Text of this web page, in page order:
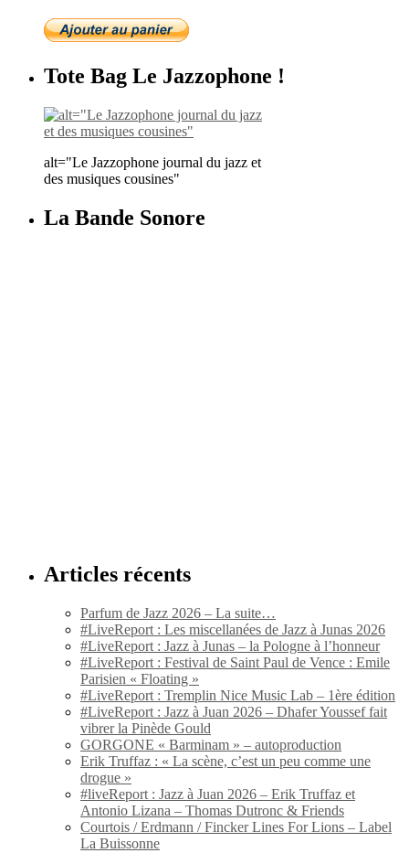
Tote Bag Le Jazzophone !
alt="Le Jazzophone journal du jazz et
des musiques cousines"
La Bande Sonore
Articles récents
Parfum de Jazz 2026 – La suite…
#LiveReport : Les miscellanées de Jazz à Junas 2026
#LiveReport : Jazz à Junas – la Pologne à l’honneur
#LiveReport : Festival de Saint Paul de Vence : Emile
Parisien « Floating »
#LiveReport : Tremplin Nice Music Lab – 1ère édition
#LiveReport : Jazz à Juan 2026 – Dhafer Youssef fait
vibrer la Pinède Gould
GORGONE « Barminam » – autoproduction
Erik Truffaz : « La scène, c’est un peu comme une
drogue »
#liveReport : Jazz à Juan 2026 – Erik Truffaz et
Antonio Lizana – Thomas Dutronc & Friends
Courtois / Erdmann / Fincker Lines For Lions – Label
La Buissonne